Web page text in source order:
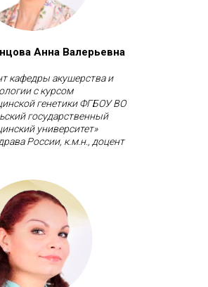
Анна Валерьевна
кафедры акушерства и
с курсом
генетики ФГБОУ ВО
государственный
университет»
России, к.м.н., доцент